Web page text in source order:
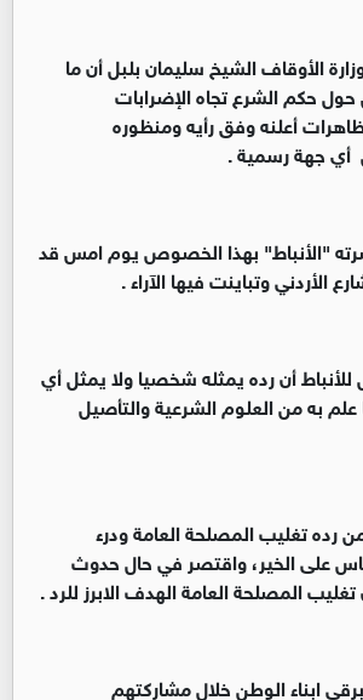
الأوقاف الشيخ سليمان بلبل أن ما
حول حكم الشرع تجاه الإضرابات
أعلنه وفق رأيه ومنظوره
أي جهة رسمية .
"الأنباط" بهذا الخصوص يوم امس قد
وتباينت فيها الآراء .
أن رده يمثله شخصيا ولا يمثل أي
به من العلوم الشرعية والتأصيل
رده تغليب المصلحة العامة ودرء
على الخير، واقتصر في حال حدوث
المصلحة العامة الهدف الابرز للرد .
ابناء الوطن خلال مشاركتهم